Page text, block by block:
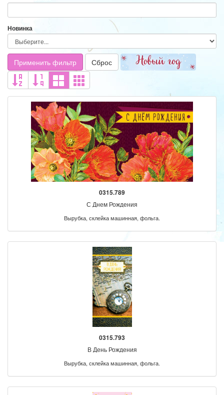
Новинка
Применить фильтр Сброс
0315.789
С Днем Рождения
Вырубка, склейка машинная, фольга.
0315.793
В День Рождения
Вырубка, склейка машинная, фольга.